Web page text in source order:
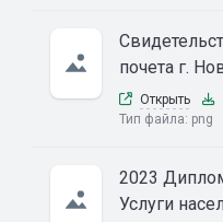
почета г.
Открыть
Тип файла: png
2023
Услуги